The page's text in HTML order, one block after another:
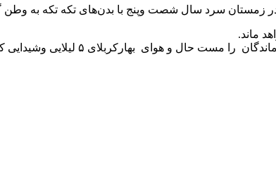
زمستان سرد سال شصت و‌پنج با بدن‌های تکه تکه به وطن
ماند.
حال و هوای بهارکربلای ۵ لیلایی وشیدایی کنی.